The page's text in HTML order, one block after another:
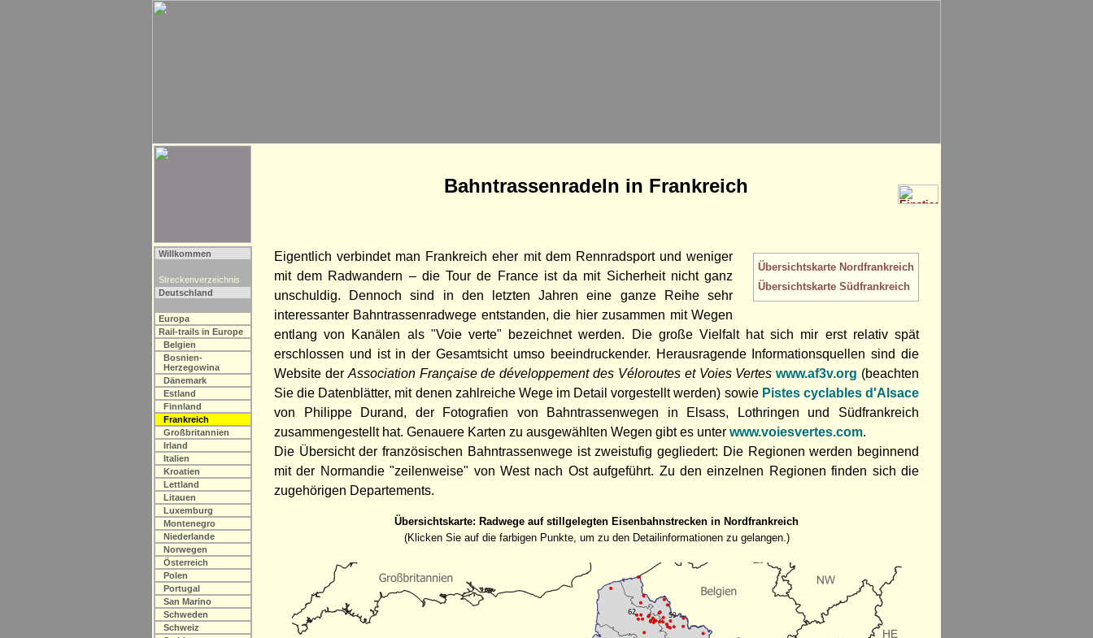
Bahntrassenradeln in Frankreich
Willkommen
Streckenverzeichnis
Deutschland
Europa
Rail-trails in Europe
Belgien
Bosnien-
Herzegowina
Dänemark
Estland
Finnland
Frankreich
Großbritannien
Irland
Italien
Kroatien
Lettland
Litauen
Luxemburg
Montenegro
Niederlande
Norwegen
Österreich
Polen
Portugal
San Marino
Schweden
Schweiz
Übersichtskarte Nordfrankreich
Übersichtskarte Südfrankreich
Eigentlich verbindet man Frankreich eher mit dem Rennradsport und weniger
mit dem Radwandern – die Tour de France ist da mit Sicherheit nicht ganz
unschuldig. Dennoch sind in den letzten Jahren eine ganze Reihe sehr
interessanter Bahntrassenradwege entstanden, die hier zusammen mit Wegen
entlang von Kanälen als "Voie verte" bezeichnet werden. Die große Vielfalt hat sich mir erst relativ spät
erschlossen und ist in der Gesamtsicht umso beeindruckender. Herausragende Informationsquellen sind die
Website der Association Française de développement des Véloroutes et Voies Vertes www.af3v.org (beachten
Sie die Datenblätter, mit denen zahlreiche Wege im Detail vorgestellt werden) sowie Pistes cyclables d'Alsace
von Philippe Durand, der Fotografien von Bahntrassenwegen in Elsass, Lothringen und Südfrankreich
zusammengestellt hat. Genauere Karten zu ausgewählten Wegen gibt es unter www.voiesvertes.com.
Die Übersicht der französischen Bahntrassenwege ist zweistufig gegliedert: Die Regionen werden beginnend
mit der Normandie "zeilenweise" von West nach Ost aufgeführt. Zu den einzelnen Regionen finden sich die
zugehörigen Departements.
Übersichtskarte: Radwege auf stillgelegten Eisenbahnstrecken in Nordfrankreich
(Klicken Sie auf die farbigen Punkte, um zu den Detailinformationen zu gelangen.)